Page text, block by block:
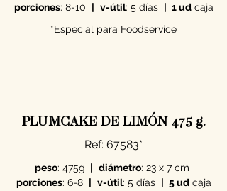
porciones: 8-10 | v-útil: 5 días | 1 udcaja
*Especial para Foodservice
PLUMCAKE DE LIMÓN 475 g.
Ref: 67583*
peso: 475g | diámetro: 23 x 7 cm
porciones: 6-8 | v-útil: 5 días | 5 udcaja